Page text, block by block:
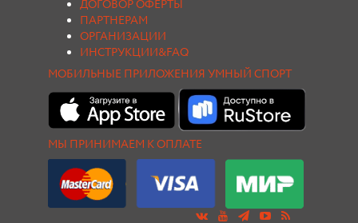
ДОГОВОР ОФЕРТЫ
ПАРТНЕРАМ
ОРГАНИЗАЦИИ
ИНСТРУКЦИИ&FAQ
МОБИЛЬНЫЕ ПРИЛОЖЕНИЯ УМНЫЙ СПОРТ
МЫ ПРИНИМАЕМ К ОПЛАТЕ